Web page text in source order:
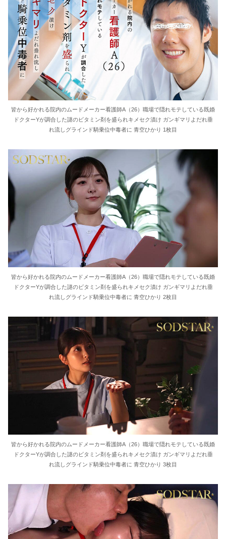
【画像】人気Vチューバーさん、とんでもない姿を披露ｗｗｗｗｗｗｗｗｗｗ 他
【悲報】2050年の日本、独身ボッチ祭りが現実になるとかｗｗｗｗ 他
Powered by livedoor 相互RSS
皆から好かれる院内のムードメーカー看護師A（26）職場で隠れモテしている既婚
ドクターYが調合した謎のビタミン剤を盛られキメセク漬け ガンギマリよだれ垂
れ流しグラインド騎乗位中毒者に 青空ひかり 1枚目
皆から好かれる院内のムードメーカー看護師A（26）職場で隠れモテしている既婚
ドクターYが調合した謎のビタミン剤を盛られキメセク漬け ガンギマリよだれ垂
れ流しグラインド騎乗位中毒者に 青空ひかり 2枚目
皆から好かれる院内のムードメーカー看護師A（26）職場で隠れモテしている既婚
ドクターYが調合した謎のビタミン剤を盛られキメセク漬け ガンギマリよだれ垂
れ流しグラインド騎乗位中毒者に 青空ひかり 3枚目